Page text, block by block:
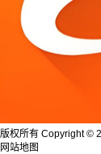
版权所有 Copyright ©
网站地图